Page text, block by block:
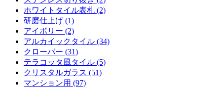
ホワイトタイル表札 (2)
研磨仕上げ (1)
アイボリー (2)
アルカイックタイル (34)
クローバー (31)
テラコッタ風タイル (5)
クリスタルガラス (51)
マンション用 (97)